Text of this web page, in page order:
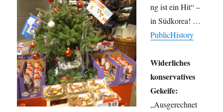
ng ist ein Hit“ –
in Südkorea! …
PublicHistory
Widerliches
konservatives
Gekeife:
„Ausgerechnet